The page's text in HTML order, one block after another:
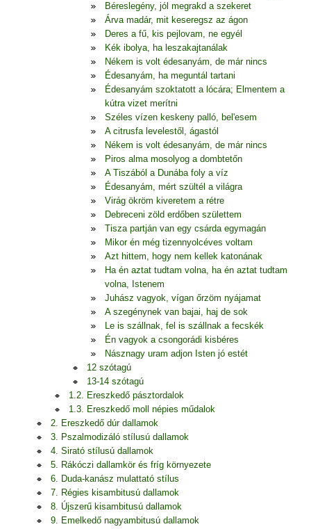
Béreslegény, jól megrakd a szekeret
Árva madár, mit keseregsz az ágon
Deres a fű, kis pejlovam, ne egyél
Kék ibolya, ha leszakajtanálak
Nékem is volt édesanyám, de már nincs
Édesanyám, ha meguntál tartani
Édesanyám szoktatott a lócára; Elmentem a
kútra vizet merítni
Széles vízen keskeny palló, bel'esem
A citrusfa levelestől, ágastól
Nékem is volt édesanyám, de már nincs
Piros alma mosolyog a dombtetőn
A Tiszából a Dunába foly a víz
Édesanyám, mért szültél a világra
Virág ökröm kiveretem a rétre
Debreceni zöld erdőben születtem
Tisza partján van egy csárda egymagán
Mikor én még tizennyolcéves voltam
Azt hittem, hogy nem kellek katonának
Ha én aztat tudtam volna, ha én aztat tudtam
volna, Istenem
Juhász vagyok, vígan őrzöm nyájamat
A szegénynek van bajai, haj de sok
Le is szállnak, fel is szállnak a fecskék
Én vagyok a csongorádi kisbéres
Násznagy uram adjon Isten jó estét
12 szótagú
13-14 szótagú
1.2. Ereszkedő pásztordalok
1.3. Ereszkedő moll népies műdalok
2. Ereszkedő dúr dallamok
3. Pszalmodizáló stílusú dallamok
4. Sirató stílusú dallamok
5. Rákóczi dallamkör és fríg környezete
6. Duda-kanász mulattató stílus
7. Régies kisambitusú dallamok
8. Újszerű kisambitusú dallamok
9. Emelkedő nagyambitusú dallamok